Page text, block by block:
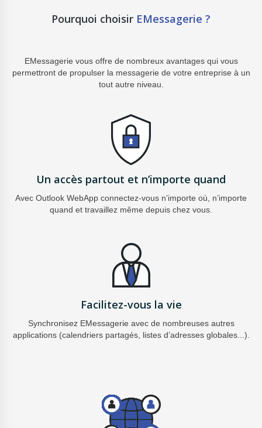
Pourquoi choisir EMessagerie ?
EMessagerie vous offre de nombreux avantages qui vous
permettront de propulser la messagerie de votre entreprise à un
tout autre niveau.
Un accès partout et n’importe quand
Avec Outlook WebApp connectez-vous n’importe où, n’importe
quand et travaillez même depuis chez vous.
Facilitez-vous la vie
Synchronisez EMessagerie avec de nombreuses autres
applications (calendrierspartagés, listes d’adresses globales...).